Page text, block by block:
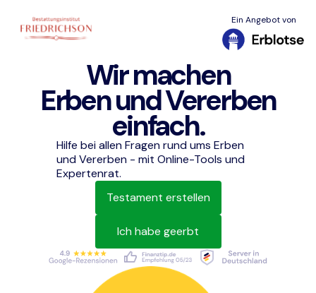
Ein Angebot von
Wir machen
Erben und Vererben
einfach.
Hilfe bei allen Fragen rund ums Erben
und Vererben - mit Online-Tools und
Expertenrat.
Testament erstellen
Ich habe geerbt